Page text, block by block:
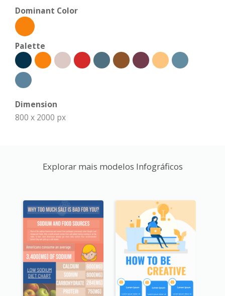
Dominant Color
Palette
Dimension
800 x 2000 px
Explorar mais modelos Infográficos